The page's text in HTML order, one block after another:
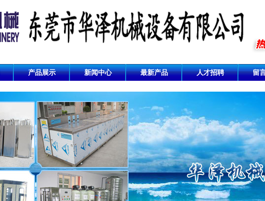
产品展示 新闻中心 最新产品 人才招聘 留